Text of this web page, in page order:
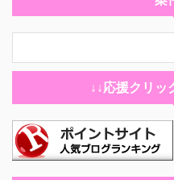
ジックのご担当者さんでした
れた物件をぶった斬った後は
してるような不動産業者さん
つ、これから資産価値が上が
ただけます。 ６５００円くら
関係で逃しちゃったのが痛い
円資産価値上がると言われて
↓↓応援クリッ